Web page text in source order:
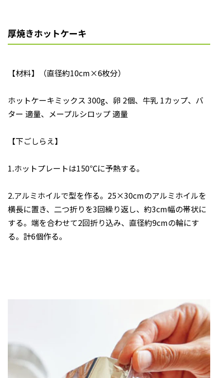
厚焼きホットケーキ
【材料】（直径約10cm×6枚分）
ホットケーキミックス 300g、卵 2個、牛乳 1カップ、バ
ター 適量、メープルシロップ 適量
【下ごしらえ】
1.ホットプレートは150℃に予熱する。
2.アルミホイルで型を作る。25×30cmのアルミホイルを
横長に置き、二つ折りを3回繰り返し、約3cm幅の帯状に
する。端を合わせて2回折り込み、直径約9cmの輪にす
る。計6個作る。